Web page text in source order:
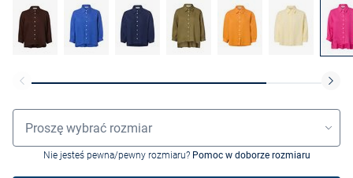
Wybór rozmiaru
Proszę wybrać rozmiar
Nie jesteś pewna/pewny rozmiaru? Pomoc w doborze rozmiaru